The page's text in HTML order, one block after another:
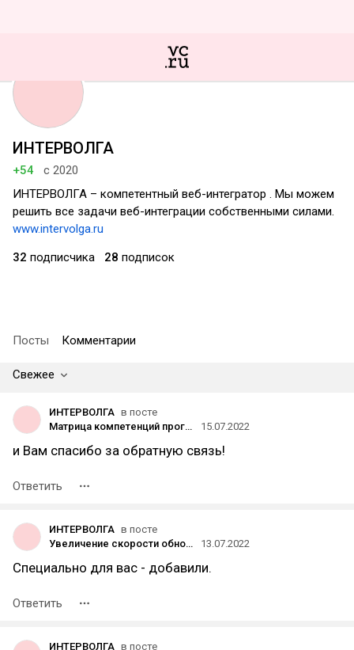
ИНТЕРВОЛГА
+54
с 2020
ИНТЕРВОЛГА – компетентный веб-интегратор . Мы можем
решить все задачи веб-интеграции собственными силами.
www.intervolga.ru
32 подписчика 28 подписок
Посты Комментарии
Свежее
ИНТЕРВОЛГА в посте
Матрица компетенций программиста 1С
15.07.2022
и Вам спасибо за обратную связь!
Ответить
ИНТЕРВОЛГА в посте
Увеличение скорости обновления информации в 100 раз за счет миграции данных из хранилища на базе СУБД PostgreSQL
13.07.2022
Специально для вас - добавили.
Ответить
ИНТЕРВОЛГА в посте